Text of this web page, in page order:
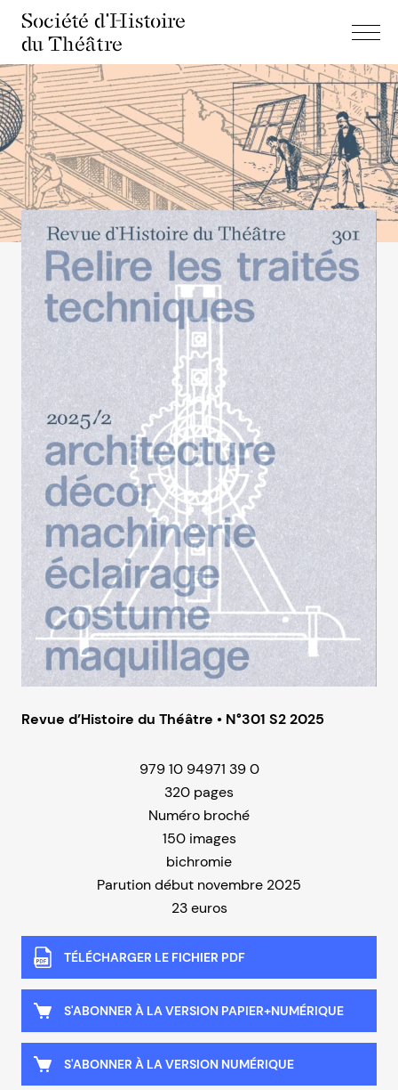
Société d'Histoire
du Théâtre
Revue d’Histoire du Théâtre • N°301 S2 2025
979 10 94971 39 0
320 pages
Numéro broché
150 images
bichromie
Parution début novembre 2025
23 euros
TÉLÉCHARGER LE FICHIER PDF
S'ABONNER À LA VERSION PAPIER+NUMÉRIQUE
S'ABONNER À LA VERSION NUMÉRIQUE